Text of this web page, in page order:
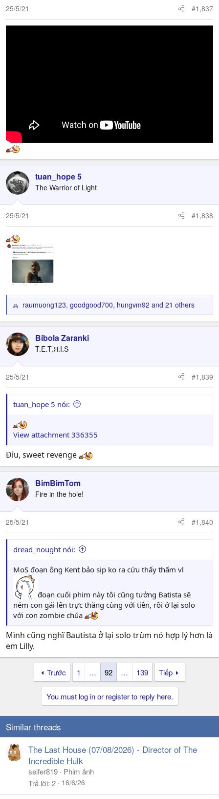
25/5/21 #1,837
tuan_hope 5
The Warrior of Light
25/5/21 #1,838
R
e
c
t
i
o
n
s
:
raumuong123, goodgood700, hungvm92 and 21 others
Bibola Zaranki
T.E.T.Я.I.S
25/5/21 #1,839
tuan_hope 5 nói:
View attachment 336355
Đìu, sweet revenge
BimBimTom
Fire in the hole!
25/5/21 #1,840
dread_nought nói:
MoS đoạn ông Kent bảo sịp ko ra cứu thấy thấm vl
đoạn cuối phim này tôi cũng tưởng Batista sẽ
ném con gái lên trực thăng cùng với tiền, rồi ở lại solo
với con zombie chúa
Mình cũng nghĩ Bautista ở lại solo trùm nó hợp lý hơn là
em Lilly.
Trước 1 … 92 … 139 Tiếp
You must log in or register to reply here.
Similar threads
The Last House (07/08/2026) - Director of The
Incredible Hulk
seifer819
Phim ảnh
Trả lời 2 16/6/26